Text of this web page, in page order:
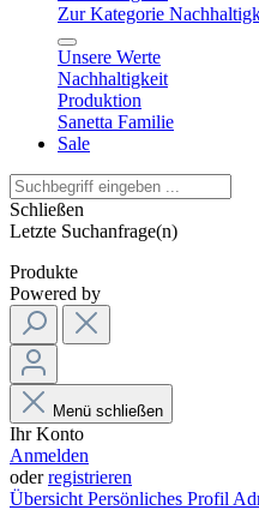
Zur Kategorie
Unsere Werte
Nachhaltigkeit
Produktion
Sanetta Familie
Sale
Schließen
Letzte Suchanfrage(n)
Produkte
Powered by
Menü schließen
Ihr Konto
Anmelden
oderregistrieren
Übersicht Persönliches Profil